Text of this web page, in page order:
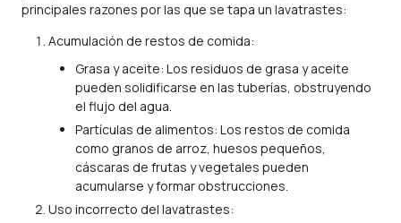
principales razones por las que se tapa un lavatrastes:
Acumulación de restos de comida:
Grasa y aceite: Los residuos de grasa y aceite
pueden solidificarse en las tuberías, obstruyendo
el flujo del agua.
Partículas de alimentos: Los restos de comida
como granos de arroz, huesos pequeños,
cáscaras de frutas y vegetales pueden
acumularse y formar obstrucciones.
Uso incorrecto del lavatrastes: